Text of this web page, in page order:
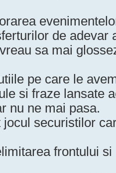
de adevar
sa mai
pe care le
si fraze lansate
nu ne mai pasa.
jocul securistilor
frontului si